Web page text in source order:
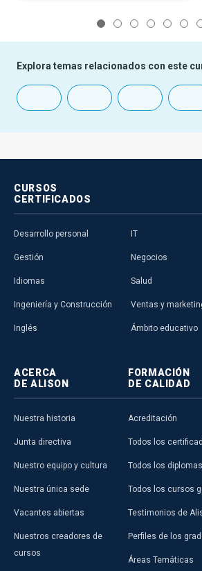
Explora temas relacionados con este
CURSOS
CERTIFICADOS
Desarrollo personal
Gestión
Idiomas
Ingeniería y Construcción
Inglés
IT
Negocios
Salud
Ventas y
Ámbito educativo
ACERCA
DE ALISON
Nuestra historia
Junta directiva
Nuestro equipo y cultura
Nuestra única sede
Vacantes abiertas
Nuestros creadores de
cursos
FORMACIÓN
DE CALIDAD
Acreditación
Todos los
Todos los diplomas
Todos los cursos
Testimonios de
Perfiles de los
Áreas Temáticas